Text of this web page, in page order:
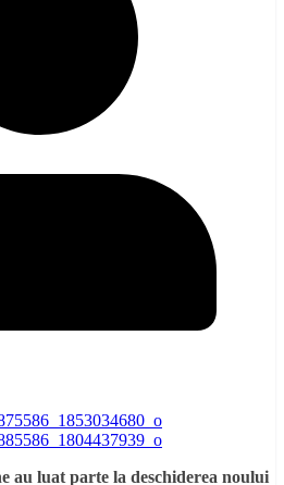
au luat parte la deschiderea noului